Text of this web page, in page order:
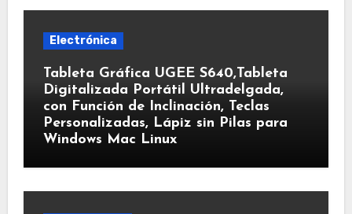
Electrónica
Tableta Gráfica UGEE S640,Tableta
Digitalizada Portátil Ultradelgada,
con Función de Inclinación, Teclas
Personalizadas, Lápiz sin Pilas para
Windows Mac Linux